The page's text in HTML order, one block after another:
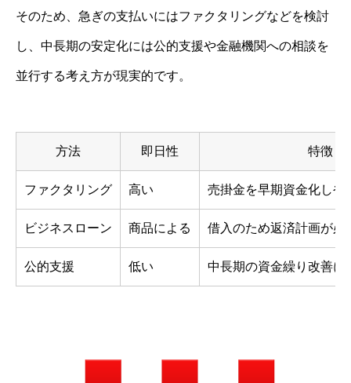
そのため、急ぎの支払いにはファクタリングなどを検討
し、中長期の安定化には公的支援や金融機関への相談を
並行する考え方が現実的です。
方法 即日性 特徴
ファクタリング 高い 売掛金を早期資金化しや
ビジネスローン 商品による 借入のため返済計画が必
公的支援 低い 中長期の資金繰り改善に